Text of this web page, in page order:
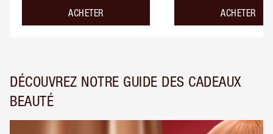
ACHETER ACHETER
DÉCOUVREZ NOTRE GUIDE DES CADEAUX
BEAUTÉ